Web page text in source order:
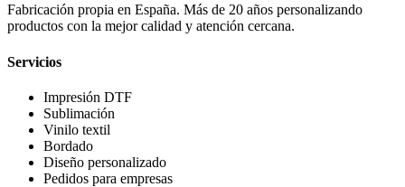
Fabricación propia en España. Más de 20 años personalizando
productos con la mejor calidad y atención cercana.
Servicios
Impresión DTF
Sublimación
Vinilo textil
Bordado
Diseño personalizado
Pedidos para empresas